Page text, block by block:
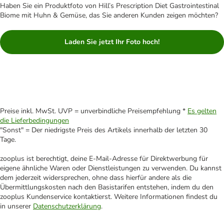
Haben Sie ein Produktfoto von Hill’s Prescription Diet Gastrointestinal
Biome mit Huhn & Gemüse, das Sie anderen Kunden zeigen möchten?
Laden Sie jetzt Ihr Foto hoch!
Preise inkl. MwSt. UVP = unverbindliche Preisempfehlung * Es gelten
die Lieferbedingungen
"Sonst" = Der niedrigste Preis des Artikels innerhalb der letzten 30
Tage.
zooplus ist berechtigt, deine E-Mail-Adresse für Direktwerbung für
eigene ähnliche Waren oder Dienstleistungen zu verwenden. Du kannst
dem jederzeit widersprechen, ohne dass hierfür andere als die
Übermittlungskosten nach den Basistarifen entstehen, indem du den
zooplus Kundenservice kontaktierst. Weitere Informationen findest du
in unserer Datenschutzerklärung.